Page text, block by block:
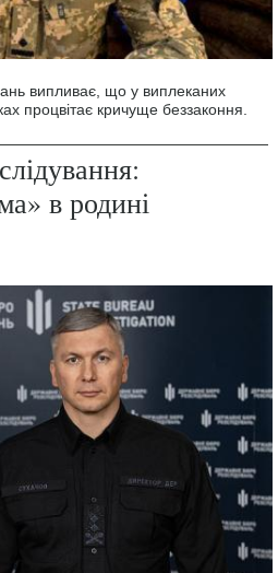
випливає, що у виплеканих
процвітає кричуще беззаконня.
в родині